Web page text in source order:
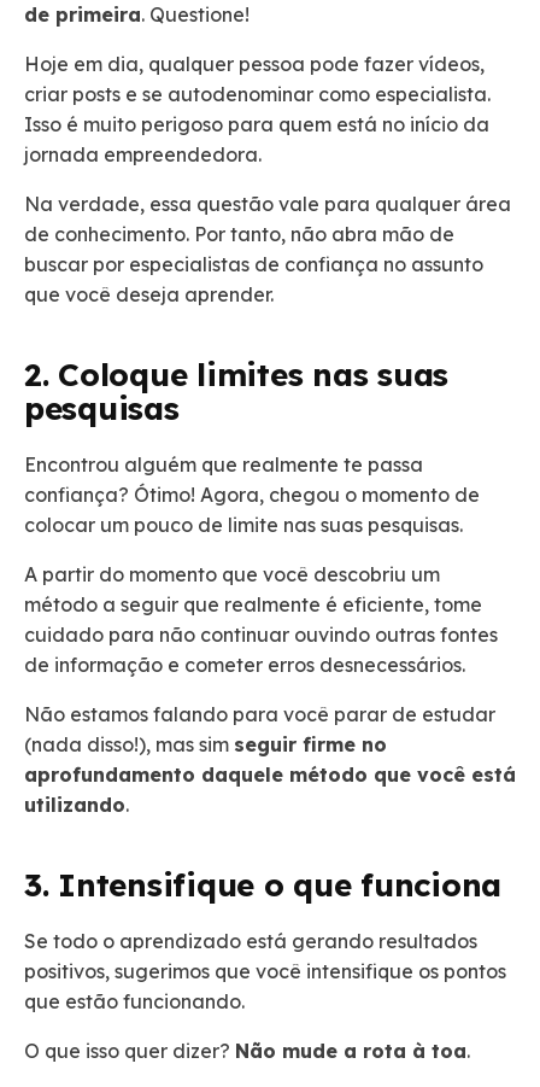
de primeira. Questione!
Hoje em dia, qualquer pessoa pode fazer vídeos,
criar posts e se autodenominar como especialista.
Isso é muito perigoso para quem está no início da
jornada empreendedora.
Na verdade, essa questão vale para qualquer área
de conhecimento. Por tanto, não abra mão de
buscar por especialistas de confiança no assunto
que você deseja aprender.
2. Coloque limites nas suas
pesquisas
Encontrou alguém que realmente te passa
confiança? Ótimo! Agora, chegou o momento de
colocar um pouco de limite nas suas pesquisas.
A partir do momento que você descobriu um
método a seguir que realmente é eficiente, tome
cuidado para não continuar ouvindo outras fontes
de informação e cometer erros desnecessários.
Não estamos falando para você parar de estudar
(nada disso!), mas sim seguir firme no
aprofundamento daquele método que você está
utilizando.
3. Intensifique o que funciona
Se todo o aprendizado está gerando resultados
positivos, sugerimos que você intensifique os pontos
que estão funcionando.
O que isso quer dizer? Não mude a rota à toa.